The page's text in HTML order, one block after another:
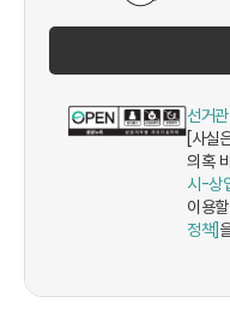
선거
[사실
의혹
시-상
이용
정책]